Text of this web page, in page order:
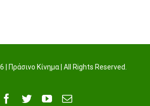
| Πράσινο Κίνημα | All Rights Reserved.
Facebook
TwitterYouTube
Email